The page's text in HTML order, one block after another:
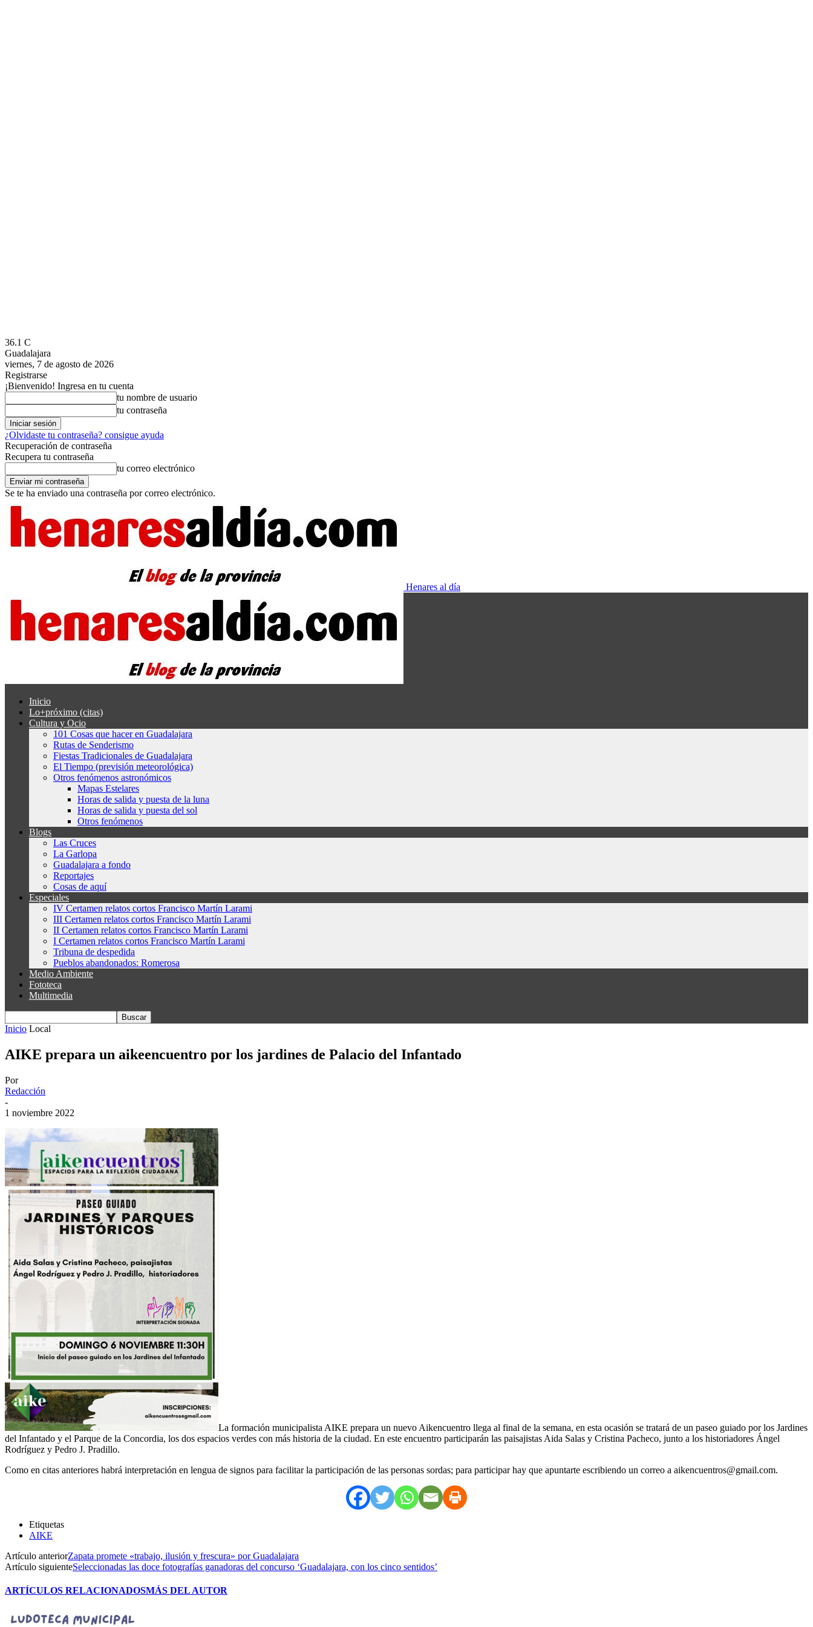
36.1 C
Guadalajara
viernes, 7 de agosto de 2026
Registrarse
¡Bienvenido! Ingresa en tu cuenta
tu nombre de usuario
tu contraseña
¿Olvidaste tu contraseña? consigue ayuda
Recuperación de contraseña
Recupera tu contraseña
tu correo electrónico
Se te ha enviado una contraseña por correo electrónico.
Henares al día
Inicio
Lo+próximo (citas)
Cultura y Ocio
101 Cosas que hacer en Guadalajara
Rutas de Senderismo
Fiestas Tradicionales de Guadalajara
El Tiempo (previsión meteorológica)
Otros fenómenos astronómicos
Mapas Estelares
Horas de salida y puesta de la luna
Horas de salida y puesta del sol
Otros fenómenos
Blogs
Las Cruces
La Garlopa
Guadalajara a fondo
Reportajes
Cosas de aquí
Especiales
IV Certamen relatos cortos Francisco Martín Larami
III Certamen relatos cortos Francisco Martín Larami
II Certamen relatos cortos Francisco Martín Larami
I Certamen relatos cortos Francisco Martín Larami
Tribuna de despedida
Pueblos abandonados: Romerosa
Medio Ambiente
Fototeca
Multimedia
Inicio Local
AIKE prepara un aikeencuentro por los jardines de Palacio del Infantado
Por
Redacción
-
1 noviembre 2022
La formación municipalista AIKE prepara un nuevo Aikencuentro llega al final de la semana, en esta ocasión se tratará de un paseo guiado por los Jardines
del Infantado y el Parque de la Concordia, los dos espacios verdes con más historia de la ciudad. En este encuentro participarán las paisajistas Aida Salas y Cristina Pacheco, junto a los historiadores Ángel
Rodríguez y Pedro J. Pradillo.
Como en citas anteriores habrá interpretación en lengua de signos para facilitar la participación de las personas sordas; para participar hay que apuntarte escribiendo un correo a aikencuentros@gmail.com.
Etiquetas
AIKE
Artículo anteriorZapata promete «trabajo, ilusión y frescura» por Guadalajara
Artículo siguienteSeleccionadas las doce fotografías ganadoras del concurso ‘Guadalajara, con los cinco sentidos’
ARTÍCULOS RELACIONADOSMÁS DEL AUTOR